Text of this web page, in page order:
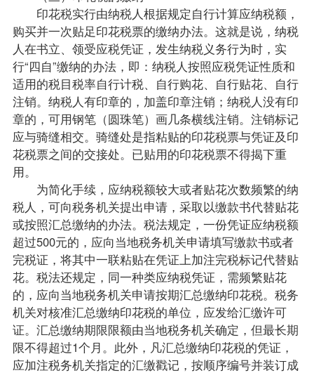
印花税实行由纳税人根据规定自行计算应纳税额，
购买并一次贴足印花税票的缴纳办法。这就是说，纳税
人在书立、领受应税凭证，发生纳税义务行为时，实
行“四自”缴纳的办法，即：纳税人按照应税凭证性质和
适用的税目税率自行计税、自行购花、自行贴花、自行
注销。纳税人有印章的，加盖印章注销；纳税人没有印
章的，可用钢笔（圆珠笔）画几条横线注销。注销标记
应与骑缝相交。骑缝处是指粘贴的印花税票与凭证及印
花税票之间的交接处。已贴用的印花税票不得揭下重
用。
为简化手续，应纳税额较大或者贴花次数频繁的纳
税人，可向税务机关提出申请，采取以缴款书代替贴花
或按照汇总缴纳的办法。税法规定，一份凭证应纳税额
超过500元的，应向当地税务机关申请填写缴款书或者
完税证，将其中一联粘贴在凭证上加注完税标记代替贴
花。税法还规定，同一种类应纳税凭证，需频繁贴花
的，应向当地税务机关申请按期汇总缴纳印花税。税务
机关对核准汇总缴纳印花税的单位，应发给汇缴许可
证。汇总缴纳期限限额由当地税务机关确定，但最长期
限不得超过1个月。此外，凡汇总缴纳印花税的凭证，
应加注税务机关指定的汇缴戳记，按顺序编号并装订成